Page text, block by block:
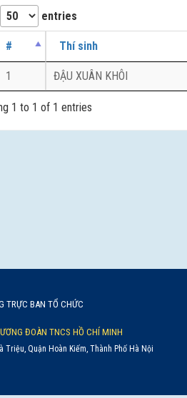
entries
# Thí sinh
1 ĐẬU XUÂN KHÔI
1 to 1 of 1 entries
TRỰC BAN TỔ CHỨC
ĐOÀN TNCS HỒ CHÍ MINH
Triệu, Quận Hoàn Kiếm, Thành Phố Hà Nội